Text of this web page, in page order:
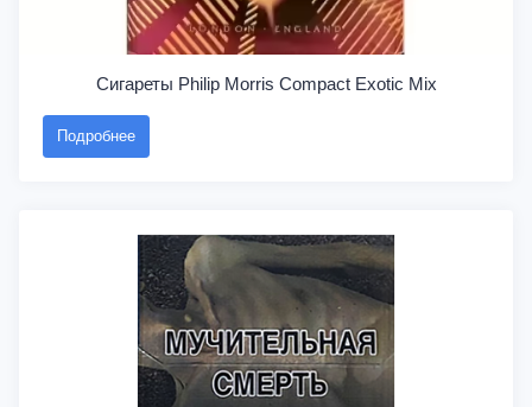
Сигареты Philip Morris Compact Exotic Mix
Подробнее